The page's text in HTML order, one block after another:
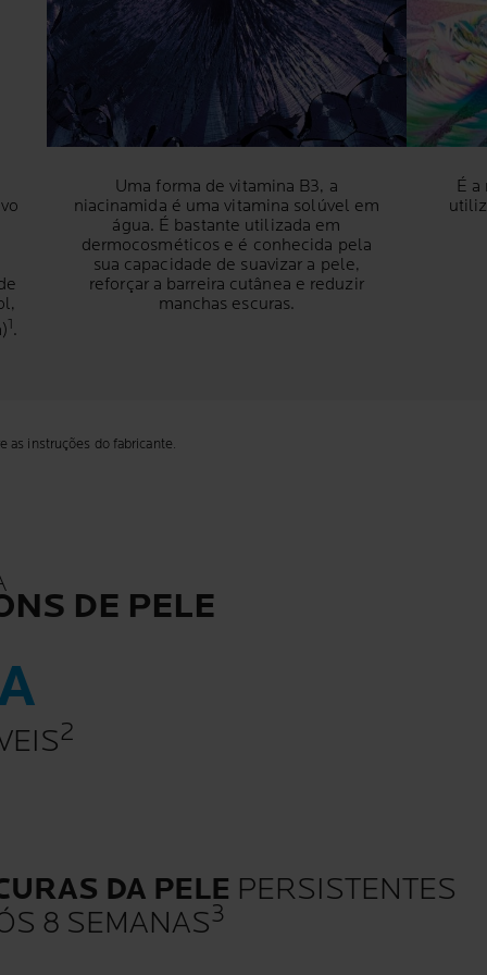
1.
Uma forma de vitamina B3, a
niacinamida é uma vitamina solúvel em
água. É bastante utilizada em
dermocosméticos e é conhecida pela
sua capacidade de suavizar a pele,
reforçar a barreira cutânea e reduzir
manchas escuras.
É
as instruções do fabricante.
DE PELE
2
DA PELE PERSISTENTES
8 SEMANAS3